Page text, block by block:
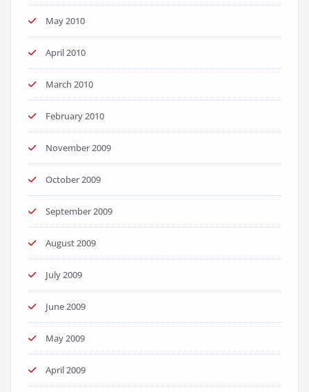
May 2010
April 2010
March 2010
February 2010
November 2009
October 2009
September 2009
August 2009
July 2009
June 2009
May 2009
April 2009